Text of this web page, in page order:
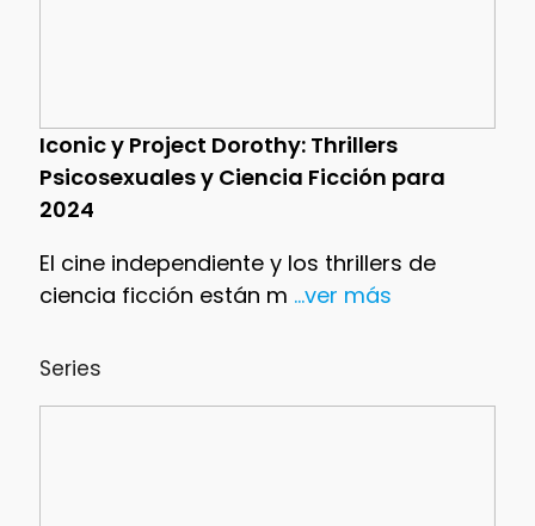
Iconic y Project Dorothy: Thrillers
Psicosexuales y Ciencia Ficción para
2024
El cine independiente y los thrillers de
ciencia ficción están m ...ver más
Series